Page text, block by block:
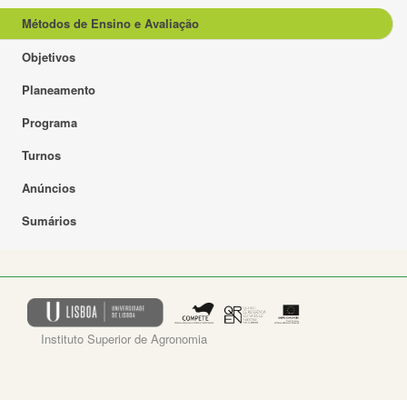
Métodos de Ensino e Avaliação
Objetivos
Planeamento
Programa
Turnos
Anúncios
Sumários
Instituto Superior de Agronomia